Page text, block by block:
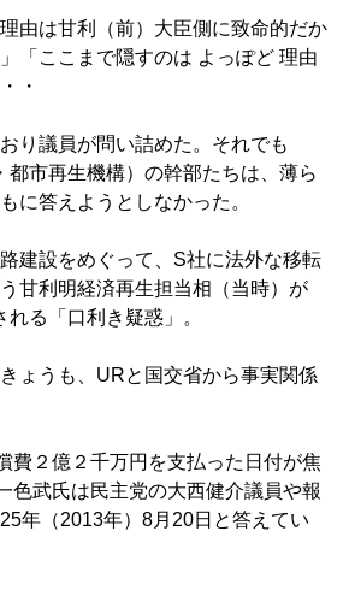
由は甘利（前）大臣側に致命的だか
「ここまで隠すのは よっぽど 理由
・
り議員が問い詰めた。それでも
都市再生機構）の幹部たちは、薄ら
に答えようとしなかった。
建設をめぐって、S社に法外な移転
甘利明経済再生担当相（当時）が
る「口利き疑惑」。
ょうも、URと国交省から事実関係
２億２千万円を支払った日付が焦
色武氏は民主党の大西健介議員や報
年（2013年）8月20日と答えてい